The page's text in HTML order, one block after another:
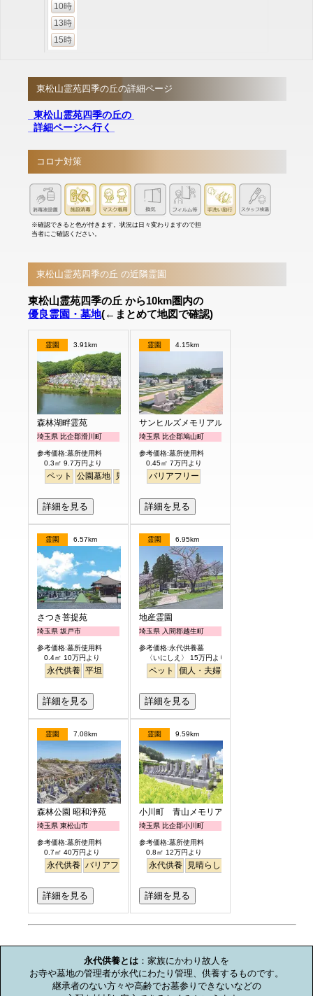
10時
13時
15時
東松山霊苑四季の丘の詳細ページ
東松山霊苑四季の丘の
詳細ページへ行く
コロナ対策
※確認できると色が付きます。状況は日々変わりますので担
当者にご確認ください。
東松山霊苑四季の丘 の近隣霊園
東松山霊苑四季の丘 から10km圏内の
優良霊園・墓地(←まとめて地図で確認)
霊園 3.91km
森林湖畔霊苑
埼玉県 比企郡滑川町
参考価格:墓所使用料
0.3㎡ 9.7万円より
ペット 公園墓地 見晴らし・眺望
詳細を見る
霊園 4.15km
サンヒルズメモリアルガーデン
埼玉県 比企郡鳩山町
参考価格:墓所使用料
0.45㎡ 7万円より
バリアフリー
詳細を見る
霊園 6.57km
さつき菩提苑
埼玉県 坂戸市
参考価格:墓所使用料
0.4㎡ 10万円より
永代供養 平坦
詳細を見る
霊園 6.95km
地産霊園
埼玉県 入間郡越生町
参考価格:永代供養墓
〈いにしえ〉 15万円より
ペット 個人・夫婦
詳細を見る
霊園 7.08km
森林公園 昭和浄苑
埼玉県 東松山市
参考価格:墓所使用料
0.7㎡ 40万円より
永代供養 バリアフリー
詳細を見る
霊園 9.59km
小川町 青山メモリアルパーク
埼玉県 比企郡小川町
参考価格:墓所使用料
0.8㎡ 12万円より
永代供養 見晴らし・眺望
詳細を見る
永代供養とは ：家族にかわり故人を
お寺や墓地の管理者が永代にわたり管理、供養するものです。
継承者のない方々や高齢でお墓参りできないなどの